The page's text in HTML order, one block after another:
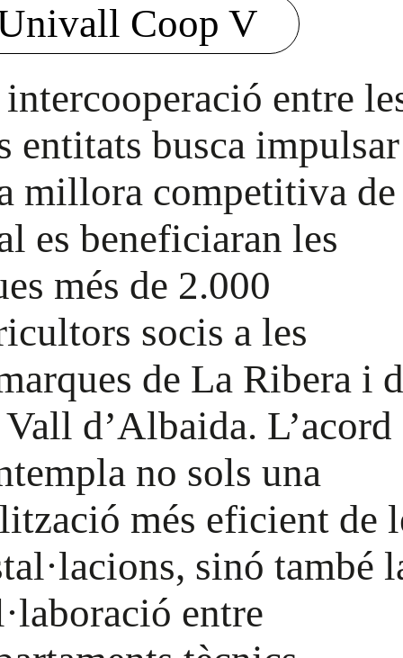
Coop V
entre
entitats busca impulsar
millora competitiva
es beneficiaran les
més de 2.000
socis a les
de La Ribera i
d’Albaida. L’acord
no sols una
més eficient de
sinó també
entre